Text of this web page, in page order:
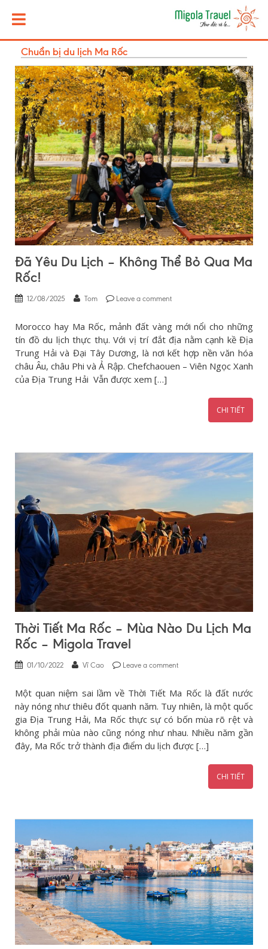
Chuẩn bị du lịch Ma Rốc
Đã Yêu Du Lịch – Không Thể Bỏ Qua Ma
Rốc!
12/08/2025 Tom Leave a comment
Morocco hay Ma Rốc, mảnh đất vàng mới nổi cho những
tín đồ du lịch thực thụ. Với vị trí đắt địa nằm cạnh kề Địa
Trung Hải và Đại Tây Dương, là nơi kết hợp nền văn hóa
châu Âu, châu Phi và Ả Rập. Chefchaouen – Viên Ngọc Xanh
của Địa Trung Hải Vẫn được xem […]
CHI TIẾT
Thời Tiết Ma Rốc – Mùa Nào Du Lịch Ma
Rốc – Migola Travel
01/10/2022 Vĩ Cao Leave a comment
Một quan niệm sai lầm về Thời Tiết Ma Rốc là đất nước
này nóng như thiêu đốt quanh năm. Tuy nhiên, là một quốc
gia Địa Trung Hải, Ma Rốc thực sự có bốn mùa rõ rệt và
không phải mùa nào cũng nóng như nhau. Nhiều năm gần
đây, Ma Rốc trở thành địa điểm du lịch được […]
CHI TIẾT